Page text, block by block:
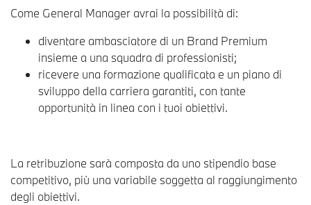
Come General Manager avrai la possibilità di:
diventare ambasciatore di un Brand Premium
insieme a una squadra di professionisti;
ricevere una formazione qualificata e un piano di
sviluppo della carriera garantiti, con tante
opportunità in linea con i tuoi obiettivi.
La retribuzione sarà composta da uno stipendio base
competitivo, più una variabile soggetta al raggiungimento
degli obiettivi.